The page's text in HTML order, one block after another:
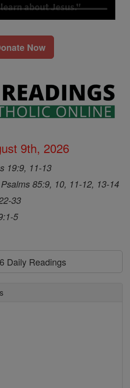
Now
9th, 2026
19:9, 11-13
Psalms 85:9, 10, 11-12, 13-14
33
5
Daily Readings